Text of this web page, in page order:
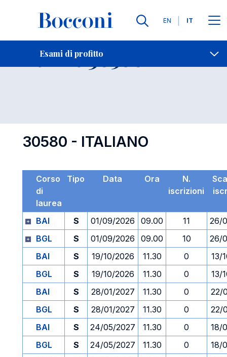
Lingue
EN IT
Esami di profitto
Contatti
Esame 30580 Open
30580 - ITALIANO
Corso
di
laurea
Tipo Data Ora
N.
iscrizioni
BAI S 01/09/2026 09.00 11
26/
BGL
S 01/09/2026 09.00 10
26/
BAI
S 19/10/2026 11.30 0
13/
BGL
S 19/10/2026 11.30 0
13/
BAI
S 28/01/2027 11.30 0
22/
BGL
S 28/01/2027 11.30 0
22/
BAI
S 24/05/2027 11.30 0
18/
BGL
S 24/05/2027 11.30 0
18/